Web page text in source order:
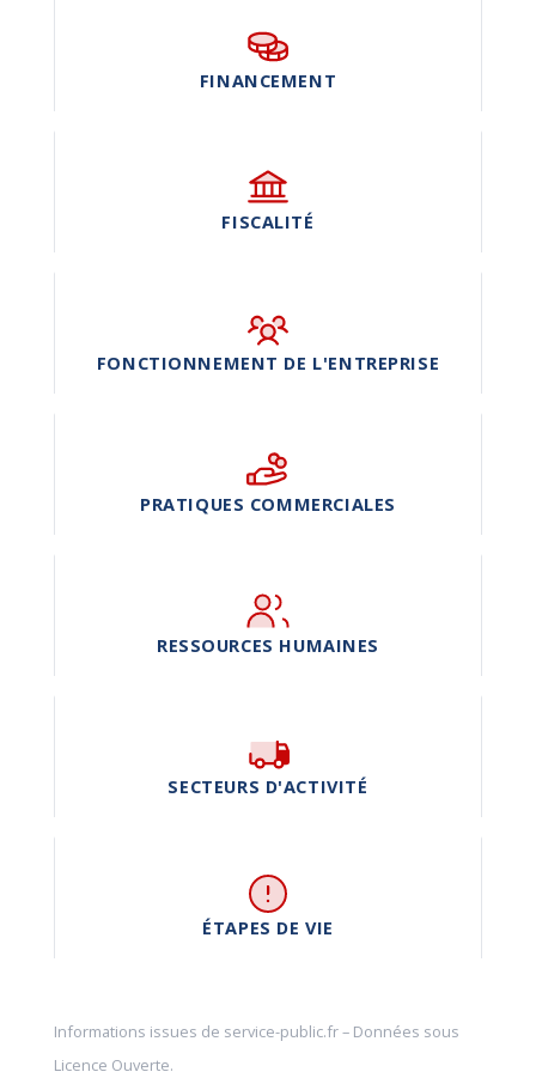
FINANCEMENT
FISCALITÉ
FONCTIONNEMENT DE L'ENTREPRISE
PRATIQUES COMMERCIALES
RESSOURCES HUMAINES
SECTEURS D'ACTIVITÉ
ÉTAPES DE VIE
Informations issues de service-public.fr– Données sous
Licence Ouverte.